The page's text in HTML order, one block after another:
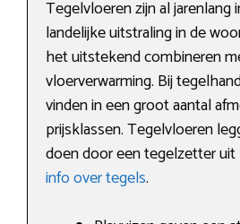
Tegelvloeren zijn al jarenlang
landelijke uitstraling in de
het uitstekend combineren
vloerverwarming. Bij
vinden in een groot aantal
prijsklassen. Tegelvloeren
doen door een tegelzetter uit
info over tegels.